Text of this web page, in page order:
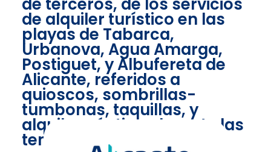
de alquiler turístico en las
playas de Tabarca,
Urbanova, Agua Amarga,
Postiguet, y Albufereta de
Alicante, referidos a
quioscos, sombrillas-
tumbonas, taquillas, y
alquiler náutico, durante las
temporadas 2025 a 2028